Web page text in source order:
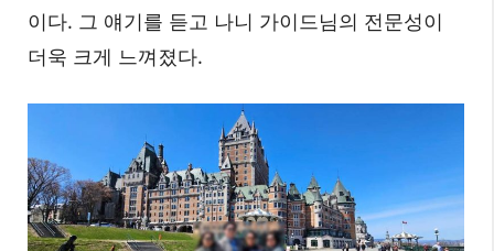
이다. 그 얘기를 듣고 나니 가이드님의 전문성이
더욱 크게 느껴졌다.